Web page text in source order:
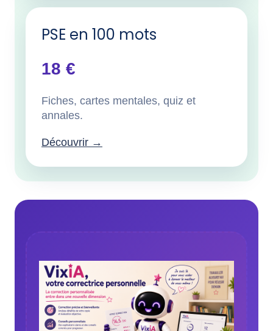
PSE en 100 mots
18 €
Fiches, cartes mentales, quiz et
annales.
Découvrir →